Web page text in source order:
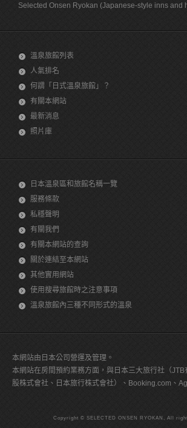
Selected Onsen Ryokan (Japanese-style inns and
溫泉旅館列表
人氣排名
何謂「日式溫泉旅館」？
有關本網站
最新消息
照片庫
日本溫泉區和旅館名稱一覽
服務條款
私穩聲明
有關我們
有關本網站的查詢
關於連結至本網站
其他實用網站
使用搜尋旅館時之注意事項
溫泉旅館內三種不同形式的溫泉
本網站由日本公司營運及管理。
本網站在房間預約業務方面，與日本三大旅行社（
股株式會社、日本旅行株式會社）、Booking.com、
Copyright © SELECTED ONSEN RYOKAN, All